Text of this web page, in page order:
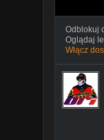
Odblokuj
Oglądaj
Włącz